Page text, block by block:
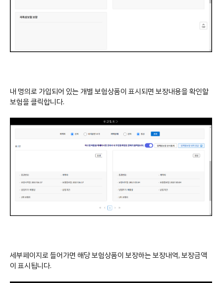
내 명의로 가입되어 있는 개별 보험상품이 표시되면 보장내용을 확인할
보험을 클릭합니다.
세부페이지로 들어가면 해당 보험상품이 보장하는 보장내역, 보장금액
이 표시됩니다.